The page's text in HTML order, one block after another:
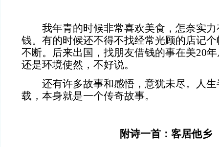
我年青的时候非常喜欢美食，怎奈实力
钱。有的时候还不得不找经常光顾的店记
不断。后来出国，找朋友借钱的事在美20
还是环境使然，不好说。
还有许多故事和感悟，意犹未尽。人生
载，本身就是一个传奇故事。
附诗一首：客居他乡